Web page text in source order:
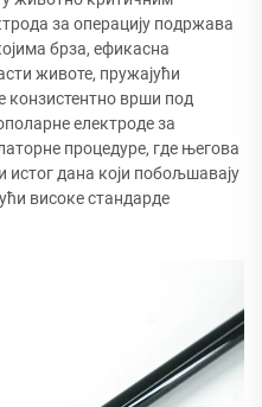
за операцију подржава
брза, ефикасна
животе, пружајући
конзистентно врши под
електроде за
процедуре, где његова
дана који побољшавају
високе стандарде